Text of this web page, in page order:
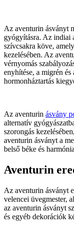
Az aventurin ásványt
gyógyításra. Az indiai
szívcsakra köve,
kezelésében. Az
vérnyomás
enyhítése, a migrén
hormonháztartás
Az aventurin ásvány
alternatív
szorongás
aventurin ásványt a
belső béke és
Aventurin
Az aventurin ásványt
velencei üvegmester,
az aventurin ásványt
és egyéb dekorációk